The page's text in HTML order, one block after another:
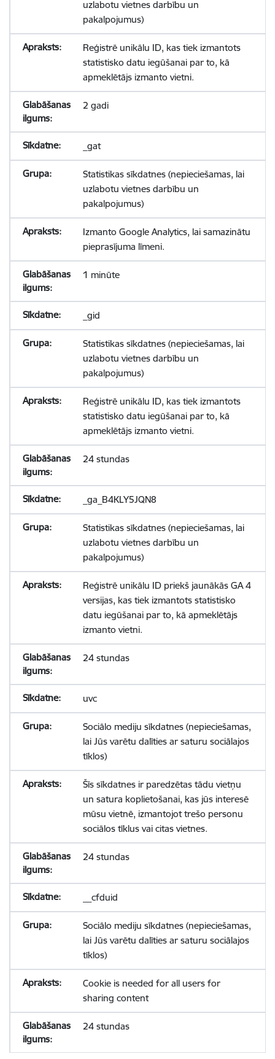
uzlabotu vietnes darbību un
pakalpojumus)
Reģistrē unikālu ID, kas tiek izmantots
statistisko datu iegūšanai par to, kā
apmeklētājs izmanto vietni.
2 gadi
_gat
Statistikas sīkdatnes (nepieciešamas, lai
uzlabotu vietnes darbību un
pakalpojumus)
Izmanto Google Analytics, lai samazinātu
pieprasījuma līmeni.
1 minūte
_gid
Statistikas sīkdatnes (nepieciešamas, lai
uzlabotu vietnes darbību un
pakalpojumus)
Reģistrē unikālu ID, kas tiek izmantots
statistisko datu iegūšanai par to, kā
apmeklētājs izmanto vietni.
24 stundas
_ga_B4KLY5JQN8
Statistikas sīkdatnes (nepieciešamas, lai
uzlabotu vietnes darbību un
pakalpojumus)
Reģistrē unikālu ID priekš jaunākās GA 4
versijas, kas tiek izmantots statistisko
datu iegūšanai par to, kā apmeklētājs
izmanto vietni.
24 stundas
uvc
Sociālo mediju sīkdatnes (nepieciešamas,
lai Jūs varētu dalīties ar saturu sociālajos
tīklos)
Šīs sīkdatnes ir paredzētas tādu vietņu
un satura koplietošanai, kas jūs interesē
mūsu vietnē, izmantojot trešo personu
sociālos tīklus vai citas vietnes.
24 stundas
__cfduid
Sociālo mediju sīkdatnes (nepieciešamas,
lai Jūs varētu dalīties ar saturu sociālajos
tīklos)
Cookie is needed for all users for
sharing content
24 stundas